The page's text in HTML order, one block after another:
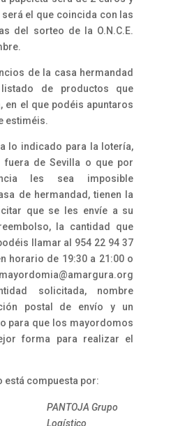
el que coincida con las
del sorteo de la O.N.C.E.
de la casa hermandad
de productos que
en el que podéis apuntaros
estiméis.
lo indicado para la lotería,
fuera de Sevilla o que por
les sea imposible
de hermandad, tienen la
que se les envíe a su
la cantidad que
llamar al 954 22 94 37
horario de 19:30 a 21:00 o
solicitada, nombre
postal de envío y un
para que los mayordomos
forma para realizar el
está compuesta por:
PANTOJA Grupo
Logístico